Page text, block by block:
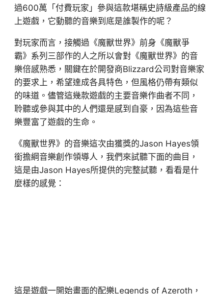
過600萬「付費玩家」參與這款堪稱史詩級產品的線
上遊戲，它動聽的音樂到底是誰製作的呢？
對玩家而言，接觸過《魔獸世界》前身《魔獸爭
霸》系列三部作的人之所以會對《魔獸世界》的音
樂倍感熟悉，關鍵在於開發商Blizzard公司對音樂家
的要求上，希望達成各具特色，但風格仍帶有類似
的味道。儘管這幾款遊戲的主要音樂作曲者不同，
聆聽或參與其中的人們還是感到自豪，因為這些音
樂豐富了遊戲的生命。
《魔獸世界》的音樂這次由獲獎的Jason Hayes領
銜擔綱音樂創作領導人，我們來試聽下面的曲目，
這是由Jason Hayes所提供的完整試聽，看看是什
麼樣的感覺：
這是遊戲一開始畫面的配樂Legends of Azeroth，